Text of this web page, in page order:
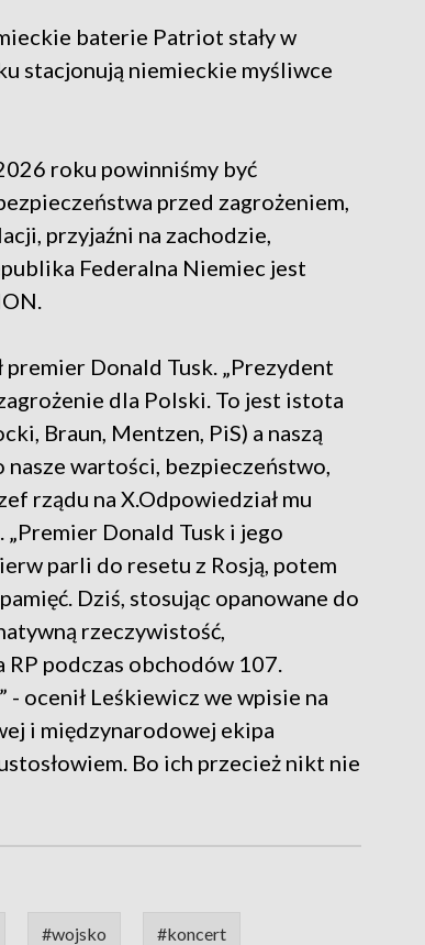
baterie Patriot stały w
stacjonują niemieckie myśliwce
roku powinniśmy być
przed zagrożeniem,
przyjaźni na zachodzie,
Federalna Niemiec jest
Donald Tusk. „Prezydent
dla Polski. To jest istota
Braun, Mentzen, PiS) a naszą
wartości, bezpieczeństwo,
rządu na X.Odpowiedział mu
Donald Tusk i jego
parli do resetu z Rosją, potem
Dziś, stosując opanowane do
rzeczywistość,
podczas obchodów 107.
ocenił Leśkiewicz we wpisie na
i międzynarodowej ekipa
Bo ich przecież nikt nie
#wojsko #koncert